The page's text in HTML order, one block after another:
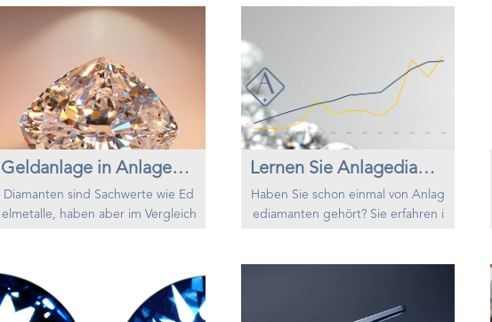
ren, versuchten Anleger ihr Vermö
gen zu schützen indem sie ihr Port
folio diversifizierten und absicherte
n. Versierte Anleger verlagerten ih
r Vermögen schnell von traditionell
en Aktien und Anleihen zu alternat
iven Anlagen...
18,5 Tonnen Kunststoff eingespart.
Ab Januar 2023 wird die GIA eine
digitale Version der Zertifikate her
ausbringen. Die neue KI-Technolo
gie wird...
Geldanlage in Anlagediamanten für Sicherheit und Rendite
Diamanten sind Sachwerte wie Ed
elmetalle, haben aber im Vergleich
nig bekannt und auch deshalb bie
ten sie interessante Einstiegsmögli
chkeiten für Sie als Investor. Zu die
Lernen Sie Anlagediamanten kennen und verstehen
Haben Sie schon einmal von Anlag
ediamanten gehört? Sie erfahren i
können und weshalb das Zertifikat